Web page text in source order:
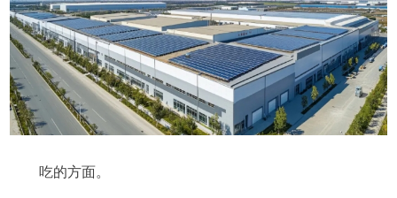
吃的方面。